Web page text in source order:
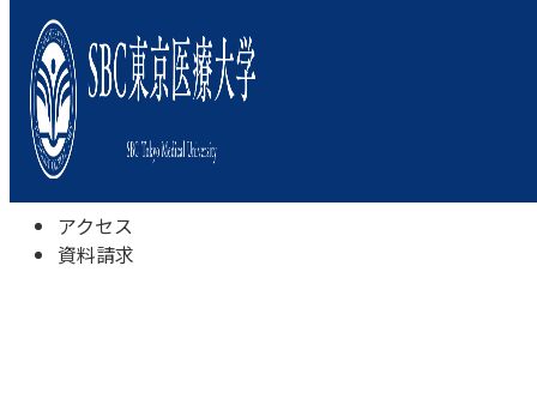
本学について
学びの特色
学部・学科
キャンパスライフ
入試情報
受験相談会
アクセス
資料請求